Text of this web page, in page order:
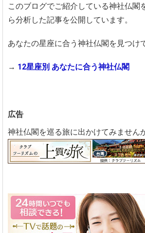
このブログでご紹介している神社仏閣
ら分析した記事を公開しています。
あなたの星座に合う神社仏閣を見つけ
→ 12星座別 あなたに合う神社仏閣
広告
神社仏閣を巡る旅に出かけてみません